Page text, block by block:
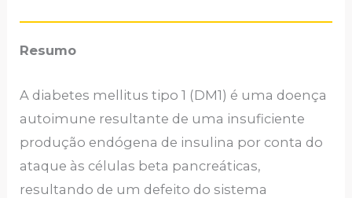
Resumo
A diabetes mellitus tipo 1 (DM1) é uma doença
autoimune resultante de uma insuficiente
produção endógena de insulina por conta do
ataque às células beta pancreáticas,
resultando de um defeito do sistema